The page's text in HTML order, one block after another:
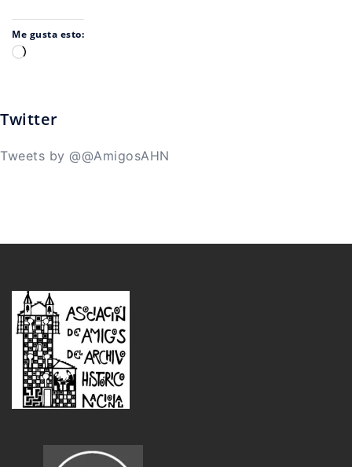
Me gusta esto:
Cargando...
Twitter
Tweets by @@AmigosAHN